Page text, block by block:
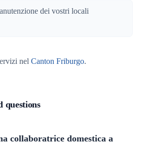
dei vostri locali
nel Canton Friburgo.
questions
collaboratrice domestica a